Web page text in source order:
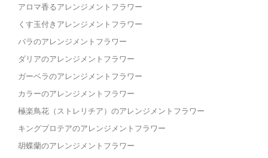
アロマ香るアレンジメントフラワー
くす玉付きアレンジメントフラワー
バラのアレンジメントフラワー
ダリアのアレンジメントフラワー
ガーベラのアレンジメントフラワー
カラーのアレンジメントフラワー
極楽鳥花（ストレリチア）のアレンジメントフラワー
キングプロテアのアレンジメントフラワー
胡蝶蘭のアレンジメントフラワー